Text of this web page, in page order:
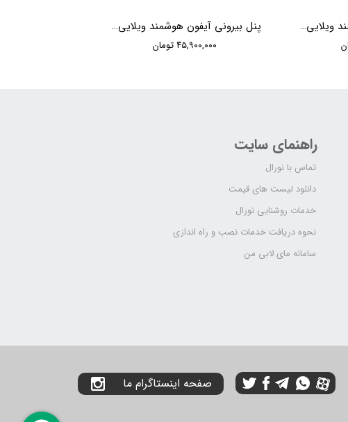
پنل بیرونی آیفون هوشمند ویلایی Fanvil i62
۴۵,۹۰۰,۰۰۰ تومان
پنل بیرونی آیفون هوشمند ویلایی لمسی Fanvil i61
راهنمای سایت
تماس با نورال
دانلود لیست های قیمت
خدمات روشنایی نورال
نحوه دریافت خدمات نصب و راه اندازی
سامانه مای لابی من
صفحه اینستاگرام ما